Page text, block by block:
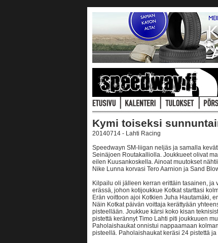
Kymi toiseksi
20140714 - Lahti Racing
Speedwayn SM-liigan neljäs ja samalla
Seinäjoen Routakalliolla. Joukkueet olivat
eilen Kuusankoskella. Ainoat muutokset
Nike Lunna korvasi Tero Aarnion ja Sand
Kilpailu oli jälleen kerran erittäin tasainen,
erässä, johon kotijoukkue Kotkat starttasi
Erän voittoon ajoi Kotkien Juha Hautamäki,
Näin Kotkat päivän voittaja kerättyään
pisteellään. Joukkue kärsi koko kisan
pistettä kerännyt Timo Lahti piti joukkuuen
Paholaishaukat onnistui nappaamaan
pisteellä. Paholaishaukat keräsi 24 pistettä